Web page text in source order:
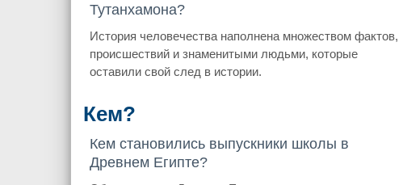
Тутанхамона?
История человечества наполнена множеством фактов,
происшествий и знаменитыми людьми, которые
оставили свой след в истории.
Кем?
Кем становились выпускники школы в
Древнем Египте?